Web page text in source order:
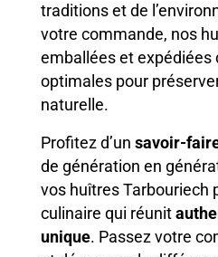
traditions et de
votre commande, nos
emballées et expédiées
optimales pour
naturelle.
Profitez d’un savoir-
de génération en
vos huîtres Tarbouriech
culinaire qui réunit
unique. Passez votre